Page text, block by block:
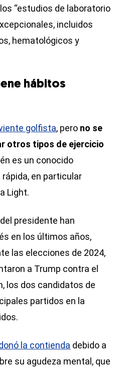
“estudios de laboratorio
incluidos
hematológicos y
hábitos
golfista, pero no se
otros tipos de ejercicio
es un conocido
en particular
Light.
presidente han
en los últimos años,
las elecciones de 2024,
a Trump contra el
los dos candidatos de
partidos en la
la contienda debido a
su agudeza mental, que